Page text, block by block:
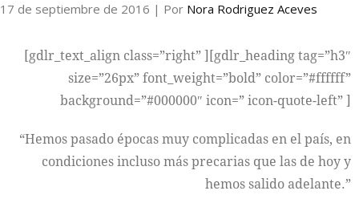
Cultura
17 de septiembre de 2016 | Por Nora Rodriguez Aceves
[gdlr_text_align class=”right” ][gdlr_heading tag=”h3″
size=”26px” font_weight=”bold” color=”#ffffff”
background=”#000000″ icon=” icon-quote-left” ]
“Hemos pasado épocas muy complicadas en el país, en
condiciones incluso más precarias que las de hoy y
hemos salido adelante.”